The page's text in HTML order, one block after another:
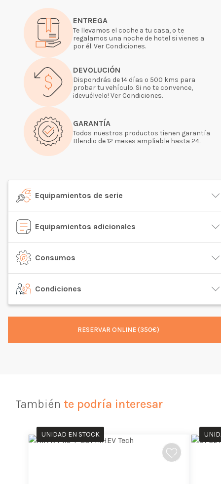
ENTREGA
Te llevamos el coche a tu casa, o te
regalamos una noche de hotel si vienes a
por él. Ver Condiciones.
DEVOLUCIÓN
Dispondrás de 14 días o 500 kms para
probar tu vehículo. Si no te convence,
¡devuélvelo! Ver Condiciones.
GARANTÍA
Todos nuestros productos tienen garantía
Blendio de 12 meses ampliable hasta 24.
Equipamientos de serie
Equipamientos adicionales
Consumos
Condiciones
RESERVAR ONLINE (350€)
También te podría interesar
UNIDAD EN STOCK